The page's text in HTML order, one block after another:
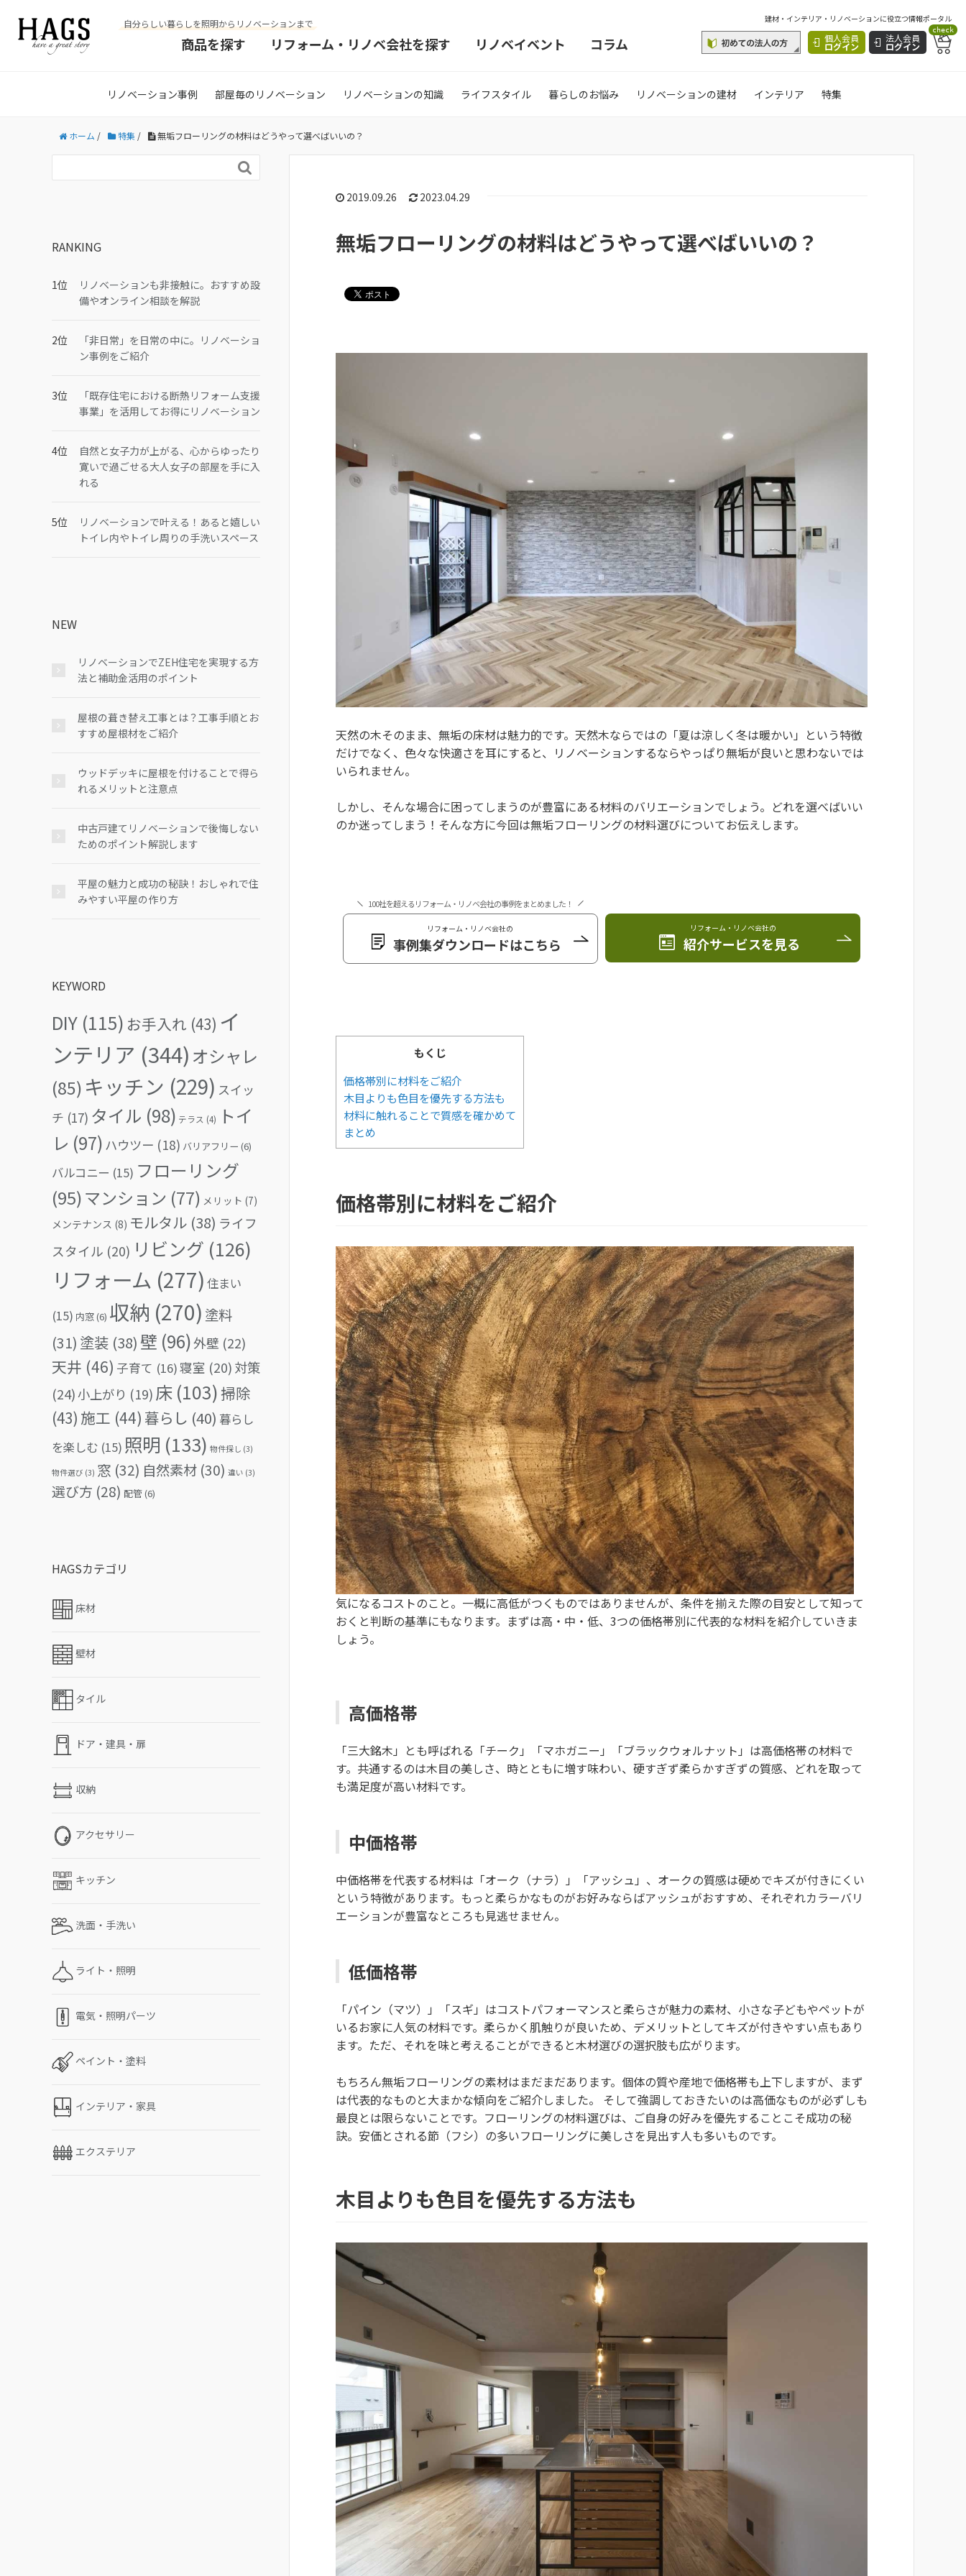
自分らしい暮らしを照明からリノベーションまで
商品を探す リフォーム・リノベ会社を探す リノベイベント コラム
建材・インテリア・リノベーションに役立つ情報ポータル
個人会員
ログイン
法人会員
ログイン
check
リノベーション事例 部屋毎のリノベーション リノベーションの知識 ライフスタイル 暮らしのお悩み リノベーションの建材 インテリア 特集
ホーム / 特集 / 無垢フローリングの材料はどうやって選べばいいの？
2019.09.26 2023.04.29
無垢フローリングの材料はどうやって選べばいいの？
天然の木そのまま、無垢の床材は魅力的です。天然木ならではの「夏は涼しく冬は暖かい」という特徴
だけでなく、色々な快適さを耳にすると、リノベーションするならやっぱり無垢が良いと思わないでは
いられません。
しかし、そんな場合に困ってしまうのが豊富にある材料のバリエーションでしょう。どれを選べばいい
のか迷ってしまう！そんな方に今回は無垢フローリングの材料選びについてお伝えします。
100社を超えるリフォーム・リノベ会社の事例をまとめました！
リフォーム・リノベ会社の
事例集ダウンロードはこちら
リフォーム・リノベ会社の
紹介サービスを見る
もくじ
価格帯別に材料をご紹介
木目よりも色目を優先する方法も
材料に触れることで質感を確かめて
まとめ
価格帯別に材料をご紹介
気になるコストのこと。一概に高低がつくものではありませんが、条件を揃えた際の目安として知って
おくと判断の基準にもなります。まずは高・中・低、3つの価格帯別に代表的な材料を紹介していきま
しょう。
高価格帯
「三大銘木」とも呼ばれる「チーク」「マホガニー」「ブラックウォルナット」は高価格帯の材料で
す。共通するのは木目の美しさ、時とともに増す味わい、硬すぎず柔らかすぎずの質感、どれを取って
も満足度が高い材料です。
中価格帯
中価格帯を代表する材料は「オーク（ナラ）」「アッシュ」、オークの質感は硬めでキズが付きにくい
という特徴があります。もっと柔らかなものがお好みならばアッシュがおすすめ、それぞれカラーバリ
エーションが豊富なところも見逃せません。
低価格帯
「パイン（マツ）」「スギ」はコストパフォーマンスと柔らさが魅力の素材、小さな子どもやペットが
いるお家に人気の材料です。柔らかく肌触りが良いため、デメリットとしてキズが付きやすい点もあり
ます。ただ、それを味と考えることができると木材選びの選択肢も広がります。
もちろん無垢フローリングの素材はまだまだあります。個体の質や産地で価格帯も上下しますが、まず
は代表的なものと大まかな傾向をご紹介しました。 そして強調しておきたいのは高価なものが必ずしも
最良とは限らないことです。フローリングの材料選びは、ご自身の好みを優先することこそ成功の秘
訣。安価とされる節（フシ）の多いフローリングに美しさを見出す人も多いものです。
木目よりも色目を優先する方法も

RANKING
リノベーションも非接触に。おすすめ設
備やオンライン相談を解説
「非日常」を日常の中に。リノベーショ
ン事例をご紹介
「既存住宅における断熱リフォーム支援
事業」を活用してお得にリノベーション
自然と女子力が上がる、心からゆったり
寛いで過ごせる大人女子の部屋を手に入
れる
リノベーションで叶える！あると嬉しい
トイレ内やトイレ周りの手洗いスペース
NEW
リノベーションでZEH住宅を実現する方
法と補助金活用のポイント
屋根の葺き替え工事とは？工事手順とお
すすめ屋根材をご紹介
ウッドデッキに屋根を付けることで得ら
れるメリットと注意点
中古戸建てリノベーションで後悔しない
ためのポイント解説します
平屋の魅力と成功の秘訣！おしゃれで住
みやすい平屋の作り方
KEYWORD
DIY (115) お手入れ (43) イ
ンテリア (344) オシャレ
(85) キッチン (229) スイッ
チ (17) タイル (98) テラス (4)
トイ
レ (97) ハウツー (18) バリアフリー (6)
バルコニー (15) フローリング
(95)マンション (77) メリット (7)
メンテナンス (8) モルタル (38) ライフ
スタイル (20) リビング (126)
リフォーム (277) 住まい
(15) 内窓(6) 収納 (270) 塗料
(31) 塗装 (38) 壁 (96)外壁 (22)
天井 (46) 子育て (16)寝室 (20) 対策
(24)小上がり (19) 床 (103)掃除
(43) 施工 (44) 暮らし (40) 暮らし
を楽しむ (15) 照明 (133) 物件探し (3)
物件選び (3) 窓 (32) 自然素材 (30) 違い (3)
選び方 (28) 配管(6)
HAGSカテゴリ
床材
壁材
タイル
ドア・建具・扉
収納
アクセサリー
キッチン
洗面・手洗い
ライト・照明
電気・照明パーツ
ペイント・塗料
インテリア・家具
エクステリア